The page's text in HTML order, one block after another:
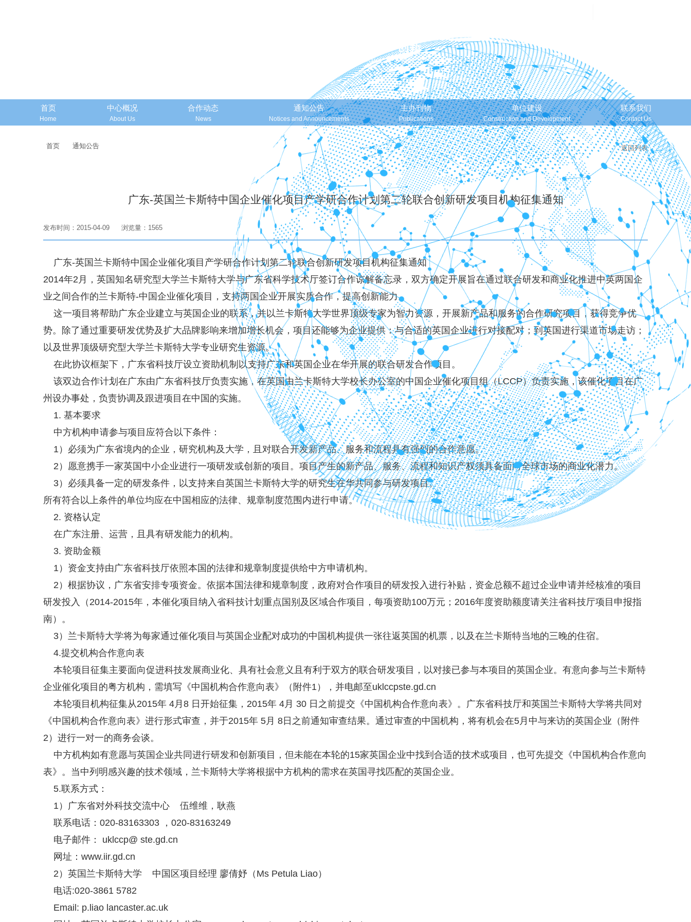
首页
Home
中心概况
About Us
合作动态
News
通知公告
Notices and Announcements
主办刊物
Publications
单位建设
Construction and Development
联系我们
Contact Us
首页 通知公告 返回列表
广东-英国兰卡斯特中国企业催化项目产学研合作计划第二轮联合创新研发项目机构征集通知
发布时间：2015-04-09 浏览量：1565
广东-英国兰卡斯特中国企业催化项目产学研合作计划第二轮联合创新研发项目机构征集通知
2014年2月，英国知名研究型大学兰卡斯特大学与广东省科学技术厅签订合作谅解备忘录，双方确定开展旨在通过联合研发和商业化推进中英两国企
业之间合作的兰卡斯特-中国企业催化项目，支持两国企业开展实质合作，提高创新能力。
这一项目将帮助广东企业建立与英国企业的联系，并以兰卡斯特大学世界顶级专家为智力资源，开展新产品和服务的合作研究项目，获得竞争优
势。除了通过重要研发优势及扩大品牌影响来增加增长机会，项目还能够为企业提供：与合适的英国企业进行对接配对；到英国进行渠道市场走访；
以及世界顶级研究型大学兰卡斯特大学专业研究生资源。
在此协议框架下，广东省科技厅设立资助机制以支持广东和英国企业在华开展的联合研发合作项目。
该双边合作计划在广东由广东省科技厅负责实施，在英国由兰卡斯特大学校长办公室的中国企业催化项目组（LCCP）负责实施，该催化项目在广
州设办事处，负责协调及跟进项目在中国的实施。
1. 基本要求
中方机构申请参与项目应符合以下条件：
1）必须为广东省境内的企业，研究机构及大学，且对联合开发新产品、服务和流程具有强烈的合作意愿。
2）愿意携手一家英国中小企业进行一项研发或创新的项目。项目产生的新产品、服务、流程和知识产权须具备面向全球市场的商业化潜力。
3）必须具备一定的研发条件，以支持来自英国兰卡斯特大学的研究生在华共同参与研发项目。
所有符合以上条件的单位均应在中国相应的法律、规章制度范围内进行申请。
2. 资格认定
在广东注册、运营，且具有研发能力的机构。
3. 资助金额
1）资金支持由广东省科技厅依照本国的法律和规章制度提供给中方申请机构。
2）根据协议，广东省安排专项资金。依据本国法律和规章制度，政府对合作项目的研发投入进行补贴，资金总额不超过企业申请并经核准的项目
研发投入（2014-2015年，本催化项目纳入省科技计划重点国别及区域合作项目，每项资助100万元；2016年度资助额度请关注省科技厅项目申报指
南）。
3）兰卡斯特大学将为每家通过催化项目与英国企业配对成功的中国机构提供一张往返英国的机票，以及在兰卡斯特当地的三晚的住宿。
4.提交机构合作意向表
本轮项目征集主要面向促进科技发展商业化、具有社会意义且有利于双方的联合研发项目，以对接已参与本项目的英国企业。有意向参与兰卡斯特
企业催化项目的粤方机构，需填写《中国机构合作意向表》（附件1），并电邮至uklccpste.gd.cn
本轮项目机构征集从2015年 4月8 日开始征集，2015年 4月 30 日之前提交《中国机构合作意向表》。广东省科技厅和英国兰卡斯特大学将共同对
《中国机构合作意向表》进行形式审查，并于2015年 5月 8日之前通知审查结果。通过审查的中国机构，将有机会在5月中与来访的英国企业（附件
2）进行一对一的商务会谈。
中方机构如有意愿与英国企业共同进行研发和创新项目，但未能在本轮的15家英国企业中找到合适的技术或项目，也可先提交《中国机构合作意向
表》。当中列明感兴趣的技术领域，兰卡斯特大学将根据中方机构的需求在英国寻找匹配的英国企业。
5.联系方式：
1）广东省对外科技交流中心 伍维维，耿燕
联系电话：020-83163303 ，020-83163249
电子邮件： uklccp@ ste.gd.cn
网址： www.iir.gd.cn
2）英国兰卡斯特大学 中国区项目经理 廖倩妤（Ms Petula Liao）
电话:020-3861 5782
Email: p.liao lancaster.ac.uk